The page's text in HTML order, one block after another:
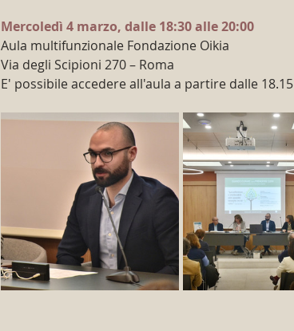
Mercoledì 4 marzo, dalle 18:30 alle 20:00
Aula multifunzionale Fondazione Oikia
Via degli Scipioni 270 – Roma
E' possibile accedere all'aula a partire dalle 18.15